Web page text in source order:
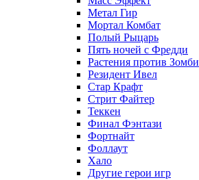
Метал Гир
Мортал Комбат
Полый Рыцарь
Пять ночей с Фредди
Растения против Зомби
Резидент Ивел
Стар Крафт
Стрит Файтер
Теккен
Финал Фэнтази
Фортнайт
Фоллаут
Хало
Другие герои игр